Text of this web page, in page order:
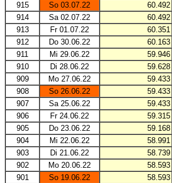
915
So 03.07.22 60.492
914
Sa 02.07.22 60.492
913
Fr 01.07.22 60.351
912
Do 30.06.22 60.163
911
Mi 29.06.22 59.946
910
Di 28.06.22 59.628
909
Mo 27.06.22 59.433
908
So 26.06.22 59.433
907
Sa 25.06.22 59.433
906
Fr 24.06.22 59.315
905
Do 23.06.22 59.168
904
Mi 22.06.22 58.991
903
Di 21.06.22 58.739
902
Mo 20.06.22 58.593
901
So 19.06.22 58.593